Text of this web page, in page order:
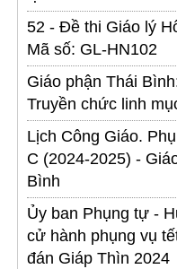
52 - Đề thi Giáo lý
Mã số: GL-HN102
Giáo phận Thái
Truyền chức linh
Lịch Công Giáo.
C (2024-2025) -
Bình
Ủy ban Phụng tự -
cử hành phụng vụ
đán Giáp Thìn 2024